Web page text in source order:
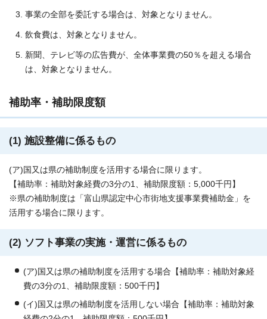
事業の全部を委託する場合は、対象となりません。
飲食費は、対象となりません。
新聞、テレビ等の広告費が、全体事業費の50％を超える場合
は、対象となりません。
補助率・補助限度額
(1) 施設整備に係るもの
(ア)国又は県の補助制度を活用する場合に限ります。
【補助率：補助対象経費の3分の1、補助限度額：5,000千円】
※県の補助制度は「富山県認定中心市街地支援事業費補助金」を
活用する場合に限ります。
(2) ソフト事業の実施・運営に係るもの
(ア)国又は県の補助制度を活用する場合【補助率：補助対象経
費の3分の1、補助限度額：500千円】
(イ)国又は県の補助制度を活用しない場合【補助率：補助対象